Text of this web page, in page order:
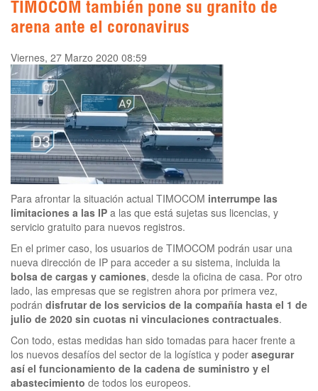
TIMOCOM también pone su granito de
arena ante el coronavirus
Viernes, 27 Marzo 2020 08:59
Para afrontar la situación actual TIMOCOM interrumpe las
limitaciones a las IP a las que está sujetas sus licencias, y
servicio gratuito para nuevos registros.
En el primer caso, los usuarios de TIMOCOM podrán usar una
nueva dirección de IP para acceder a su sistema, incluida la
bolsa de cargas y camiones, desde la oficina de casa. Por otro
lado, las empresas que se registren ahora por primera vez,
podrán disfrutar de los servicios de la compañía hasta el 1 de
julio de 2020 sin cuotas ni vinculaciones contractuales.
Con todo, estas medidas han sido tomadas para hacer frente a
los nuevos desafíos del sector de la logística y poder asegurar
así el funcionamiento de la cadena de suministro y el
abastecimiento de todos los europeos.